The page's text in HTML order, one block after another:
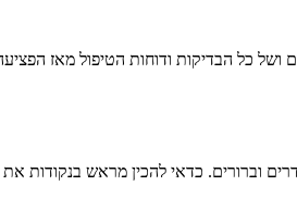
ושל כל הבדיקות ודוחות הטיפול מאז
וברורים. כדאי להכין מראש בנקודות את